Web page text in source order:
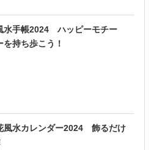
水手帳2024 ハッピーモチー
持ち歩こう！
水カレンダー2024 飾るだけ